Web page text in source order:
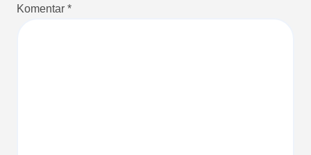
s
Komentar *